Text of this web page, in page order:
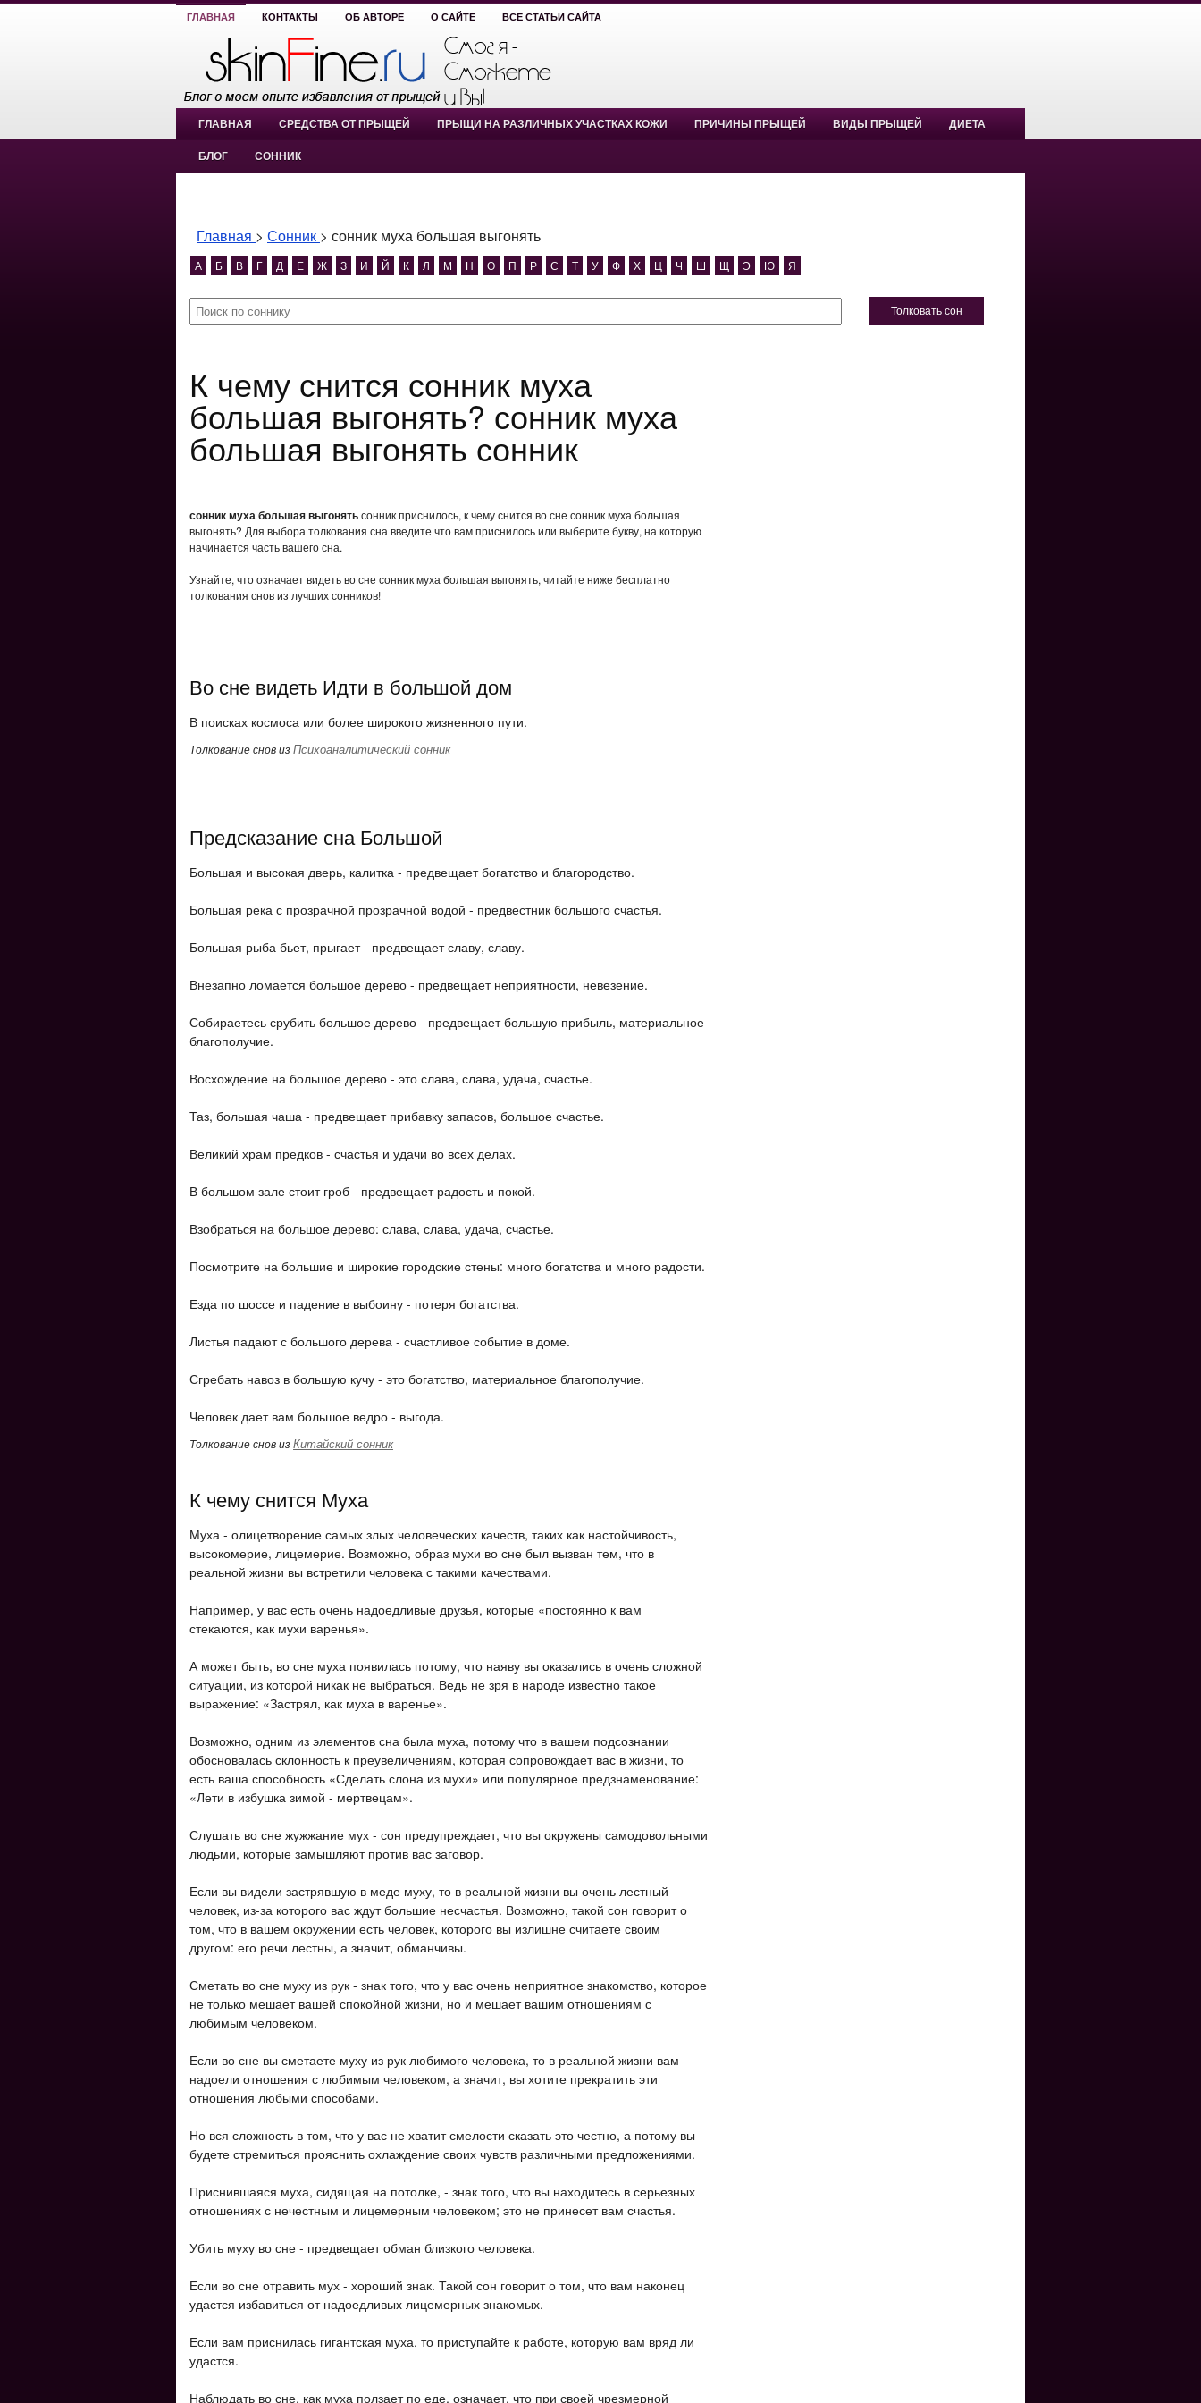
ГЛАВНАЯ КОНТАКТЫ ОБ АВТОРЕ О САЙТЕ ВСЕ СТАТЬИ САЙТА
ГЛАВНАЯ СРЕДСТВА ОТ ПРЫЩЕЙ ПРЫЩИ НА РАЗЛИЧНЫХ УЧАСТКАХ КОЖИ ПРИЧИНЫ ПРЫЩЕЙ ВИДЫ ПРЫЩЕЙ ДИЕТА
БЛОГ СОННИК
Главная > Сонник > сонник муха большая выгонять
А Б В Г Д Е Ж З И Й К Л М Н О П Р С Т У Ф Х Ц Ч Ш Щ Э Ю Я
Толковать сон
К чему снится сонник муха
большая выгонять? сонник муха
большая выгонять сонник
сонник муха большая выгонятьсонник приснилось, к чему снится во сне сонник муха большая
выгонять? Для выбора толкования сна введите что вам приснилось или выберите букву, на которую
начинается часть вашего сна.
Узнайте, что означает видеть во сне сонник муха большая выгонять, читайте ниже бесплатно
толкования снов из лучших сонников!
Во сне видеть Идти в большой дом
В поисках космоса или более широкого жизненного пути.
Толкование снов изПсихоаналитический сонник
Предсказание сна Большой
Большая и высокая дверь, калитка - предвещает богатство и благородство.
Большая река с прозрачной прозрачной водой - предвестник большого счастья.
Большая рыба бьет, прыгает - предвещает славу, славу.
Внезапно ломается большое дерево - предвещает неприятности, невезение.
Собираетесь срубить большое дерево - предвещает большую прибыль, материальное
благополучие.
Восхождение на большое дерево - это слава, слава, удача, счастье.
Таз, большая чаша - предвещает прибавку запасов, большое счастье.
Великий храм предков - счастья и удачи во всех делах.
В большом зале стоит гроб - предвещает радость и покой.
Взобраться на большое дерево: слава, слава, удача, счастье.
Посмотрите на большие и широкие городские стены: много богатства и много радости.
Езда по шоссе и падение в выбоину - потеря богатства.
Листья падают с большого дерева - счастливое событие в доме.
Сгребать навоз в большую кучу - это богатство, материальное благополучие.
Человек дает вам большое ведро - выгода.
Толкование снов изКитайский сонник
К чему снится Муха
Муха - олицетворение самых злых человеческих качеств, таких как настойчивость,
высокомерие, лицемерие. Возможно, образ мухи во сне был вызван тем, что в
реальной жизни вы встретили человека с такими качествами.
Например, у вас есть очень надоедливые друзья, которые «постоянно к вам
стекаются, как мухи варенья».
А может быть, во сне муха появилась потому, что наяву вы оказались в очень сложной
ситуации, из которой никак не выбраться. Ведь не зря в народе известно такое
выражение: «Застрял, как муха в варенье».
Возможно, одним из элементов сна была муха, потому что в вашем подсознании
обосновалась склонность к преувеличениям, которая сопровождает вас в жизни, то
есть ваша способность «Сделать слона из мухи» или популярное предзнаменование:
«Лети в избушка зимой - мертвецам».
Слушать во сне жужжание мух - сон предупреждает, что вы окружены самодовольными
людьми, которые замышляют против вас заговор.
Если вы видели застрявшую в меде муху, то в реальной жизни вы очень лестный
человек, из-за которого вас ждут большие несчастья. Возможно, такой сон говорит о
том, что в вашем окружении есть человек, которого вы излишне считаете своим
другом: его речи лестны, а значит, обманчивы.
Сметать во сне муху из рук - знак того, что у вас очень неприятное знакомство, которое
не только мешает вашей спокойной жизни, но и мешает вашим отношениям с
любимым человеком.
Если во сне вы сметаете муху из рук любимого человека, то в реальной жизни вам
надоели отношения с любимым человеком, а значит, вы хотите прекратить эти
отношения любыми способами.
Но вся сложность в том, что у вас не хватит смелости сказать это честно, а потому вы
будете стремиться прояснить охлаждение своих чувств различными предложениями.
Приснившаяся муха, сидящая на потолке, - знак того, что вы находитесь в серьезных
отношениях с нечестным и лицемерным человеком; это не принесет вам счастья.
Убить муху во сне - предвещает обман близкого человека.
Если во сне отравить мух - хороший знак. Такой сон говорит о том, что вам наконец
удастся избавиться от надоедливых лицемерных знакомых.
Если вам приснилась гигантская муха, то приступайте к работе, которую вам вряд ли
удастся.
Наблюдать во сне, как муха ползает по еде, означает, что при своей чрезмерной